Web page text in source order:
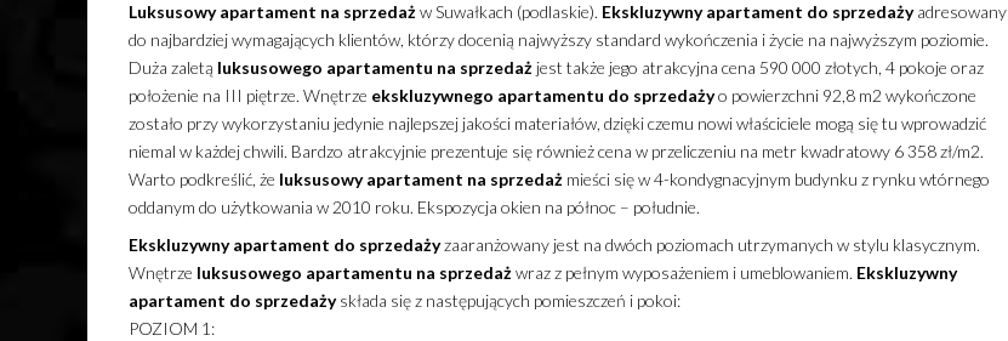
Luksusowy apartament na sprzedażw Suwałkach (podlaskie). Ekskluzywny apartament do sprzedażyadresowany
do najbardziej wymagających klientów, którzy docenią najwyższy standard wykończenia i życie na najwyższym poziomie.
Duża zaletą luksusowego apartamentu na sprzedażjest także jego atrakcyjna cena 590 000 złotych, 4 pokoje oraz
położenie na III piętrze. Wnętrze ekskluzywnego apartamentu do sprzedażyo powierzchni 92,8 m2 wykończone
zostało przy wykorzystaniu jedynie najlepszej jakości materiałów, dzięki czemu nowi właściciele mogą się tu wprowadzić
niemal w każdej chwili. Bardzo atrakcyjnie prezentuje się również cena w przeliczeniu na metr kwadratowy 6 358 zł/m2.
Warto podkreślić, że luksusowy apartament na sprzedażmieści się w 4-kondygnacyjnym budynku z rynku wtórnego
oddanym do użytkowania w 2010 roku. Ekspozycja okien na północ – południe.
Ekskluzywny apartament do sprzedażyzaaranżowany jest na dwóch poziomach utrzymanych w stylu klasycznym.
Wnętrze luksusowego apartamentu na sprzedażwraz z pełnym wyposażeniem i umeblowaniem. Ekskluzywny
apartament do sprzedażyskłada się z następujących pomieszczeń i pokoi:
POZIOM 1: